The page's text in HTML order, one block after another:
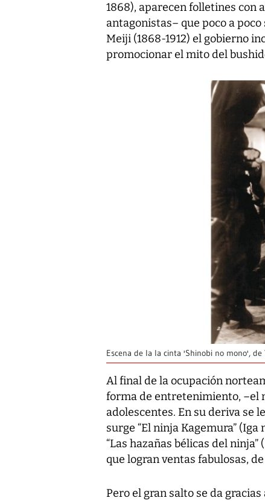
1868), aparecen folletines con
antagonistas– que poco a
Meiji (1868-1912) el gobierno
promocionar el mito del
Escena de la la cinta 'Shinobi no mono',
Al final de la ocupación
forma de entretenimiento, –el
adolescentes. En su deriva se
surge “El ninja Kagemura”
“Las hazañas bélicas del
que logran ventas fabulosas,
Pero el gran salto se da